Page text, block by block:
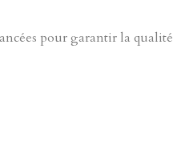
pour garantir la qualité